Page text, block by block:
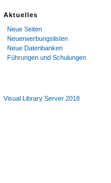
Aktuelles
Neue Seiten
Neuerwerbungslisten
Neue Datenbanken
Führungen und Schulungen
Visual Library Server 2018